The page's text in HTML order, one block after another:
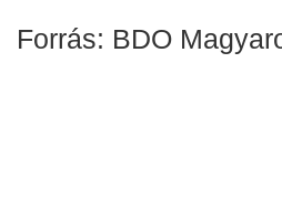
Forrás: BDO